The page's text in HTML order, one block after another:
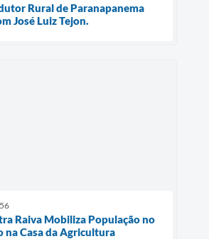
Rural de Paranapanema
José Luiz Tejon.
Raiva Mobiliza População no
na Casa da Agricultura